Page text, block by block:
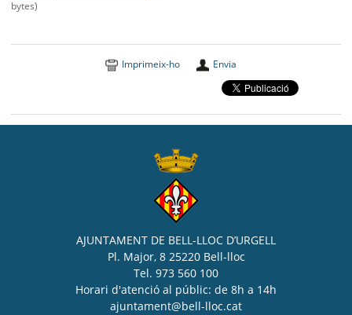
bytes)
Imprimeix-ho Envia
AJUNTAMENT DE BELL-LLOC D’URGELL
Pl. Major, 8 25220 Bell-lloc
Tel. 973 560 100
Horari d'atenció al públic: de 8h a 14h
ajuntament@bell-lloc.cat